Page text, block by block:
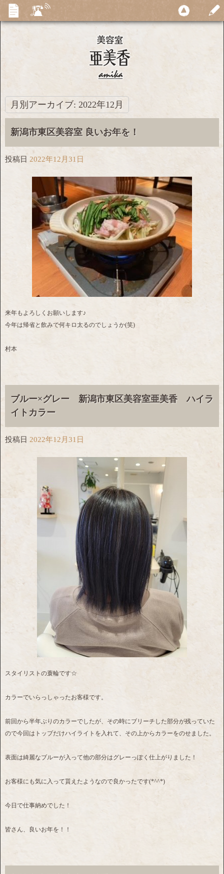
月別アーカイブ: 2022年12月
新潟市東区美容室 良いお年を！
投稿日 2022年12月31日
来年もよろしくお願いします♪
今年は帰省と飲みで何キロ太るのでしょうか(笑)
村本
ブルー×グレー 新潟市東区美容室亜美香 ハイラ
イトカラー
投稿日 2022年12月31日
スタイリストの蓑輪です☆
カラーでいらっしゃったお客様です。
前回から半年ぶりのカラーでしたが、その時にブリーチした部分が残っていた
ので今回はトップだけハイライトを入れて、その上からカラーをのせました。
表面は綺麗なブルーが入って他の部分はグレーっぽく仕上がりました！
お客様にも気に入って貰えたようなので良かったです(*^^*)
今日で仕事納めでした！
皆さん、良いお年を！！